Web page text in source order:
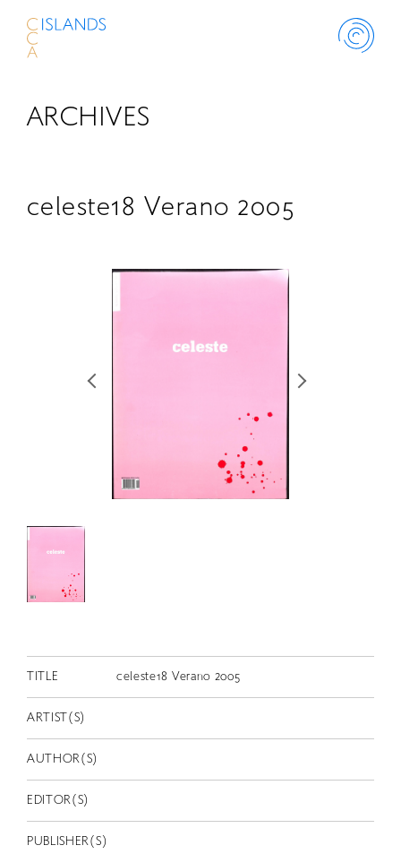
ABOUT
動画
EN
ARCHIVES
celeste18 Verano 2005
TITLE celeste18 Verano 2005
ARTIST(S)
AUTHOR(S)
EDITOR(S)
PUBLISHER(S)